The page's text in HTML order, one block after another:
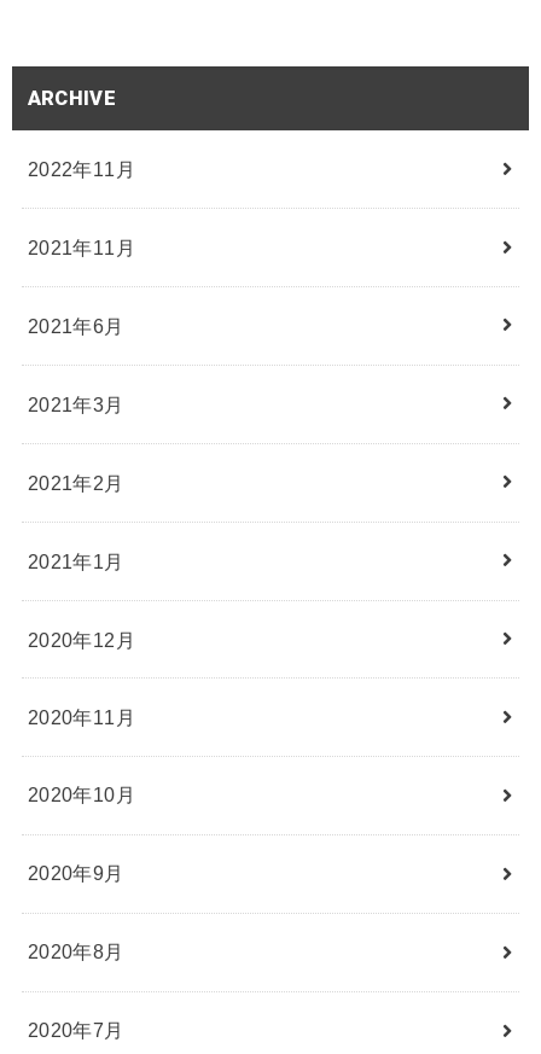
ARCHIVE
2022年11月
2021年11月
2021年6月
2021年3月
2021年2月
2021年1月
2020年12月
2020年11月
2020年10月
2020年9月
2020年8月
2020年7月